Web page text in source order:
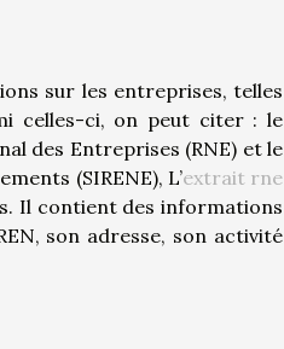
sur les entreprises, telles
celles-ci, on peut citer : le
des Entreprises (RNE) et le
(SIRENE), L’extrait rne
Il contient des informations
son adresse, son activité